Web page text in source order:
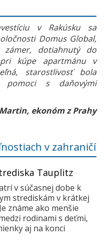
v Rakúsku sa
Domus Global,
zámer, dotiahnutý do
kúpe apartmánu v
starostlivosť bola
s daňovými
Martin, ekonóm z Prahy
v zahraničí
Tauplitz
v súčasnej dobe k
strediskám v krátkej
známe ako menšie
rodinami s deťmi,
aj na konci